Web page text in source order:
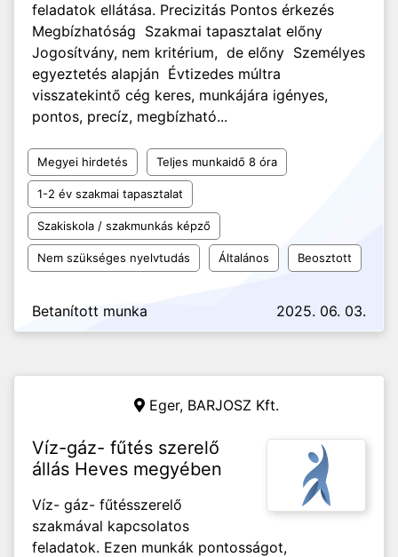
feladatok ellátása. Precizitás Pontos érkezés
Megbízhatóság Szakmai tapasztalat előny
Jogosítvány, nem kritérium, de előny Személyes
egyeztetés alapján Évtizedes múltra
visszatekintő cég keres, munkájára igényes,
pontos, precíz, megbízható...
Megyei hirdetés Teljes munkaidő 8 óra
1-2 év szakmai tapasztalat
Szakiskola / szakmunkás képző
Nem szükséges nyelvtudás Általános Beosztott
Betanított munka 2025. 06. 03.
Eger, BARJOSZ Kft.
Víz-gáz- fűtés szerelő
állás Heves megyében
Víz- gáz- fűtésszerelő
szakmával kapcsolatos
feladatok. Ezen munkák pontosságot,